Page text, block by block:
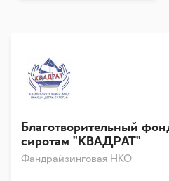
Фандрайзинговая НКО
Благотворительный
сиротам "КВАДРАТ"